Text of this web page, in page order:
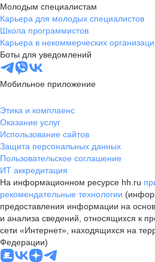
Молодым специалистам
Карьера для молодых специалистов
Школа программистов
Карьера в некоммерческих
Боты для уведомлений
Мобильное приложение
Этика и комплаенс
Оказание услуг
Использование сайтов
Защита персональных данных
Пользовательское соглашение
ИТ аккредитация
На информационном ресурсе hh.ru
рекомендательные технологии
предоставления информации на
и анализа сведений, относящихся к
сети «Интернет», находящихся на
Федерации)